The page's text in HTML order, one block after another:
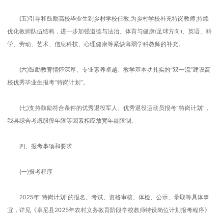
(五)引导和鼓励高校毕业生到乡村学校任教,为乡村学校补充特岗教师;持续
优化教师队伍结构，进一步加强道德与法治、体育与健康(足球方向)、英语、科
学、劳动、艺术、信息科技、心理健康等紧缺薄弱学科教师的补充。
(六)鼓励教育情怀深厚、专业素养卓越、教学基本功扎实的“双一流”建设高
校优秀毕业生报考“特岗计划”。
(七)支持鼓励符合条件的优秀退役军人、优秀退役运动员报考“特岗计划”，
我县综合考虑服役年限等因素相应放宽年龄限制。
四、报考事项和要求
(一)报考程序
2025年“特岗计划”的报名、考试、资格审核、体检、公示、录取等具体事
宜，详见《卓尼县2025年农村义务教育阶段学校教师特设岗位计划报考程序》